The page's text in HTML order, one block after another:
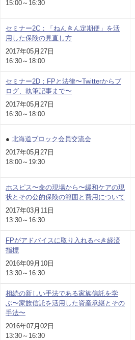
15:00～16:30
セミナー2C：「ねんきん定期便」を活
用した保険の見直し方
2017年05月27日
16:30～18:00
セミナー2D：FPと法律〜Twitterからブ
ログ、執筆記事まで〜
2017年05月27日
16:30～18:00
● 北海道ブロック会員交流会
2017年05月27日
18:00～19:30
ホスピス〜命の現場から〜緩和ケアの現
状とその公的保険の範囲と費用について
2017年03月11日
13:30～16:30
FPがアドバイスに取り入れるべき経済
指標
2016年09月10日
13:30～16:30
相続の新しい手法である家族信託を学
ぶ〜家族信託を活用した資産承継とその
手法〜
2016年07月02日
13:30～16:30